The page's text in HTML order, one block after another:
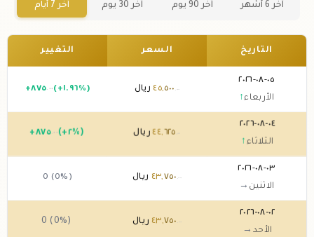
آخر 6 أشهر آخر 90 يوم آخر 30 يوم آخر 7 أيام
التاريخ السعر التغيير
٠٥-٠٨-٢٠٢٦
الأربعاء↑
٤٥,٥٠٠ .٠٠ ريال +٨٧٥ .٠٠ (+١.٩٦%)
٠٤-٠٨-٢٠٢٦
الثلاثاء ↑
٤٤, ٦٢٥ ريال +٨٧٥ .٠٠ (+٢%)
٠٣-٠٨-٢٠٢٦
الاثنين →
٤٣,٧٥٠ .٠٠ ريال 0 (0%)
٠٢-٠٨-٢٠٢٦
الأحد →
٤٣,٧٥٠ .٠٠ ريال 0 (0%)